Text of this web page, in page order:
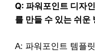
Q: 파워포인트 디자
를 만들 수 있는 쉬운
A: 파워포인트 템플